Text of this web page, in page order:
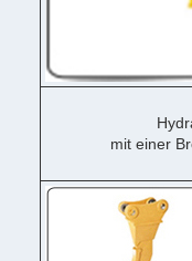
mit einer